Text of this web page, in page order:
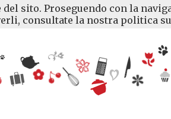
sito. Proseguendo con la
consultate la nostra politica